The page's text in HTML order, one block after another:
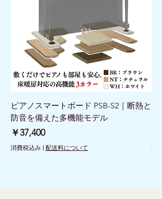
ピアノスマートボード PSB-S2｜断熱と
防音を備えた多機能モデル
価格
￥37,400
消費税込み | 配送料について 消